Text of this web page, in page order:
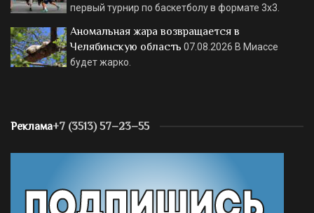
первый турнир по баскетболу в формате 3х3.
Аномальная жара возвращается в
Челябинскую область 07.08.2026 В Миассе
будет жарко.
Реклама+7 (3513) 57–23–55